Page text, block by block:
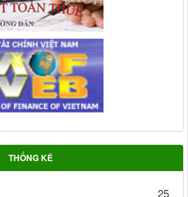
THỐNG KÊ
25